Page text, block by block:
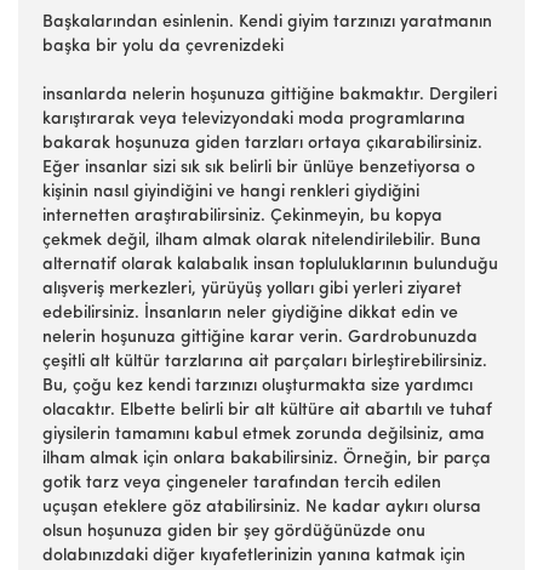
Başkalarından esinlenin. Kendi giyim tarzınızı yaratmanın
başka bir yolu da çevrenizdeki
insanlarda nelerin hoşunuza gittiğine bakmaktır. Dergileri
karıştırarak veya televizyondaki moda programlarına
bakarak hoşunuza giden tarzları ortaya çıkarabilirsiniz.
Eğer insanlar sizi sık sık belirli bir ünlüye benzetiyorsa o
kişinin nasıl giyindiğini ve hangi renkleri giydiğini
internetten araştırabilirsiniz. Çekinmeyin, bu kopya
çekmek değil, ilham almak olarak nitelendirilebilir. Buna
alternatif olarak kalabalık insan topluluklarının bulunduğu
alışveriş merkezleri, yürüyüş yolları gibi yerleri ziyaret
edebilirsiniz. İnsanların neler giydiğine dikkat edin ve
nelerin hoşunuza gittiğine karar verin. Gardrobunuzda
çeşitli alt kültür tarzlarına ait parçaları birleştirebilirsiniz.
Bu, çoğu kez kendi tarzınızı oluşturmakta size yardımcı
olacaktır. Elbette belirli bir alt kültüre ait abartılı ve tuhaf
giysilerin tamamını kabul etmek zorunda değilsiniz, ama
ilham almak için onlara bakabilirsiniz. Örneğin, bir parça
gotik tarz veya çingeneler tarafından tercih edilen
uçuşan eteklere göz atabilirsiniz. Ne kadar aykırı olursa
olsun hoşunuza giden bir şey gördüğünüzde onu
dolabınızdaki diğer kıyafetlerinizin yanına katmak için